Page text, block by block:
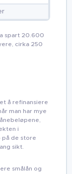
spart 20.600
cirka 250
å refinansiere
man har mye
i
på de store
sikt.
smålån og